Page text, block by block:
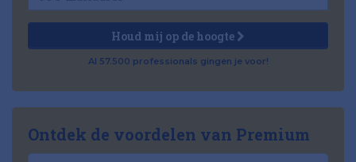
Houd mij op de hoogte
Al 57.500 professionals gingen je voor!
Ontdek de voordelen van Premium